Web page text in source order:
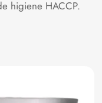
higiene HACCP.